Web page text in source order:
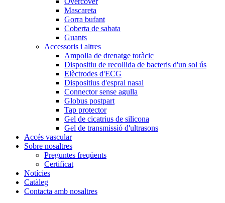
Mascareta
Gorra bufant
Coberta de sabata
Guants
Accessoris i altres
Ampolla de drenatge toràcic
Dispositiu de recollida de bacteris d'un sol ús
Elèctrodes d'ECG
Dispositius d'esprai nasal
Connector sense agulla
Globus postpart
Tap protector
Gel de cicatrius de silicona
Gel de transmissió d'ultrasons
Accés vascular
Sobre nosaltres
Preguntes freqüents
Certificat
Notícies
Catàleg
Contacta amb nosaltres